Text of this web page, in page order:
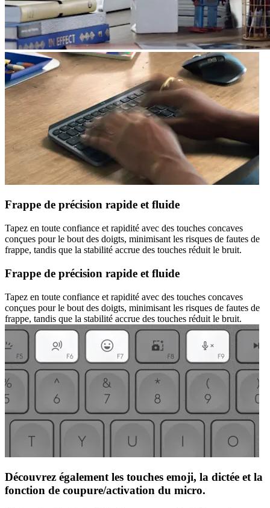
Frappe de précision rapide et fluide
Tapez en toute confiance et rapidité avec des touches concaves
conçues pour le bout des doigts, minimisant les risques de fautes de
frappe, tandis que la stabilité accrue des touches réduit le bruit.
Frappe de précision rapide et fluide
Tapez en toute confiance et rapidité avec des touches concaves
conçues pour le bout des doigts, minimisant les risques de fautes de
frappe, tandis que la stabilité accrue des touches réduit le bruit.
Découvrez également les touches emoji, la dictée et la
fonction de coupure/activation du micro.